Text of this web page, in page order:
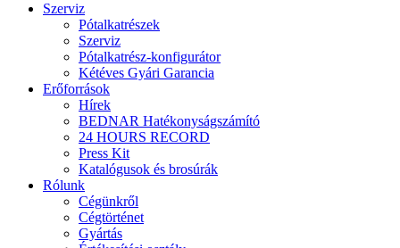
Szerviz
Pótalkatrészek
Szerviz
Pótalkatrész-konfigurátor
Kétéves Gyári Garancia
Erőforrások
Hírek
BEDNAR Hatékonyságszámító
24 HOURS RECORD
Press Kit
Katalógusok és brosúrák
Rólunk
Cégünkről
Cégtörténet
Gyártás